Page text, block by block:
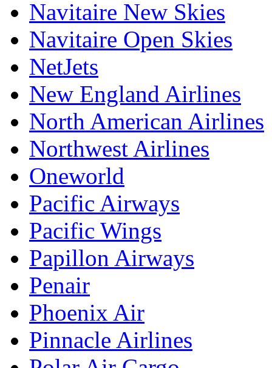
Navitaire New Skies
Navitaire Open Skies
NetJets
New England Airlines
North American Airlines
Northwest Airlines
Oneworld
Pacific Airways
Pacific Wings
Papillon Airways
Penair
Phoenix Air
Pinnacle Airlines